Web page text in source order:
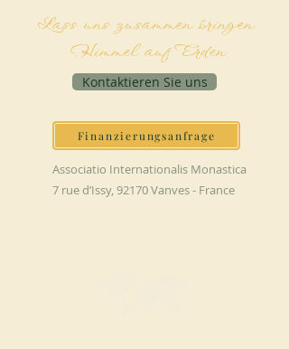
Lass uns zusammen bringen
Himmel auf Erden
Kontaktieren Sie uns
Finanzierungsanfrage
Associatio Internationalis Monastica
7 rue d’Issy, 92170 Vanves - France